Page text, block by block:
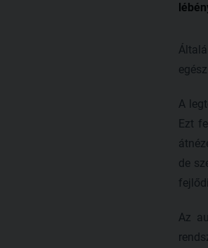
A
Ezt
de
Az